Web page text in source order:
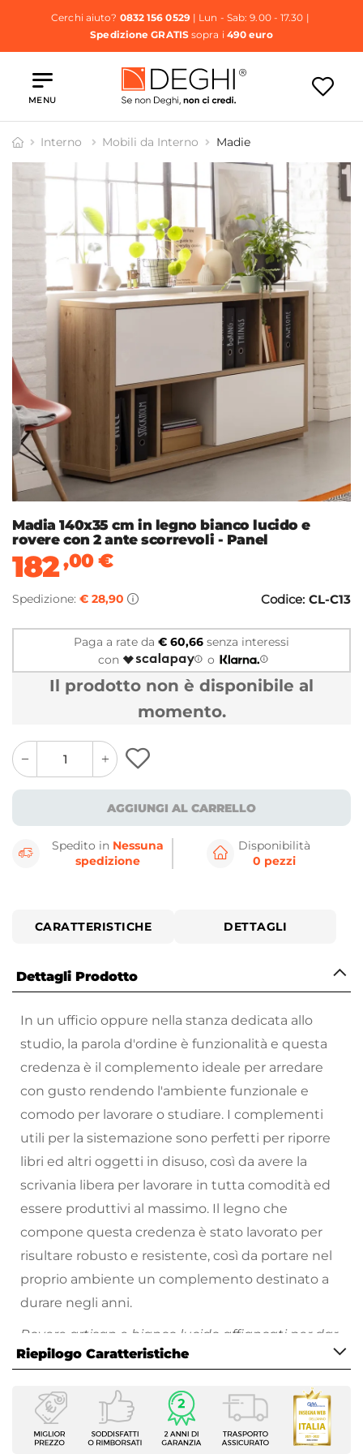
Cerchi aiuto? 0832 156 0529| Lun - Sab: 9.00 - 17.30 |
Spedizione GRATISsopra i 490 euro
MENU
Interno Mobili da Interno Madie
Madia 140x35 cm in legno bianco lucido e
rovere con 2 ante scorrevoli - Panel
182,00€
Spedizione: € 28,90 Codice: CL-C13
Paga a rate da € 60,66 senza interessi
con
o
Il prodotto non è disponibile al
momento.
quantity
button
quantity
minus
button
AGGIUNGI AL CARRELLO
Spedito in Nessuna
spedizione
Disponibilità
0 pezzi
CARATTERISTICHE DETTAGLI
Dettagli Prodotto
In un ufficio oppure nella stanza dedicata allo
studio, la parola d'ordine è funzionalità e questa
credenza è il complemento ideale per arredare
con gusto rendendo l'ambiente funzionale e
comodo per lavorare o studiare. I complementi
utili per la sistemazione sono perfetti per riporre
libri ed altri oggetti in disuso, così da avere la
scrivania libera per lavorare in tutta comodità ed
essere produttivi al massimo. Il legno che
compone questa credenza è stato lavorato per
risultare robusto e resistente, così da portare nel
proprio ambiente un complemento destinato a
durare negli anni.
Rovere artisan e bianco lucido affiancati per dar
vita a complementi curati nello stile e nelle linee.
In ufficio, in sala studio o in qualsiasi ambiente
della casa, una credenza è sempre utile per
mantenere l'ordine aggiungendo funzionalità ad
Riepilogo Caratteristiche
Caratteristiche
Tipologia
Madia